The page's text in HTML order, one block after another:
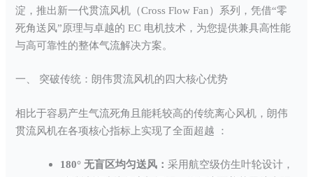
淀，推出新一代贯流风机（Cross Flow Fan）系列，凭借“零
死角送风”原理与卓越的 EC 电机技术，为您提供兼具高性能
与高可靠性的整体气流解决方案。
一、 突破传统：朗伟贯流风机的四大核心优势
相比于容易产生气流死角且能耗较高的传统离心风机，朗伟
贯流风机在各项核心指标上实现了全面超越 ：
180° 无盲区均匀送风：采用航空级仿生叶轮设计，